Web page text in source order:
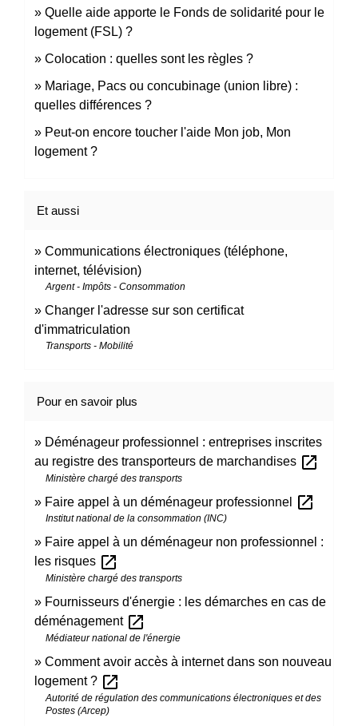
Quelle aide apporte le Fonds de solidarité pour le
logement (FSL) ?
Colocation : quelles sont les règles ?
Mariage, Pacs ou concubinage (union libre) :
quelles différences ?
Peut-on encore toucher l'aide Mon job, Mon
logement ?
Et aussi
Communications électroniques (téléphone,
internet, télévision)
Argent - Impôts - Consommation
Changer l'adresse sur son certificat
d'immatriculation
Transports - Mobilité
Pour en savoir plus
Déménageur professionnel : entreprises inscrites
au registre des transporteurs de marchandises open_in_new
Ministère chargé des transports
Faire appel à un déménageur professionnel open_in_new
Institut national de la consommation (INC)
Faire appel à un déménageur non professionnel :
les risques open_in_new
Ministère chargé des transports
Fournisseurs d'énergie : les démarches en cas de
déménagement open_in_new
Médiateur national de l'énergie
Comment avoir accès à internet dans son nouveau
logement ? open_in_new
Autorité de régulation des communications électroniques et des
Postes (Arcep)